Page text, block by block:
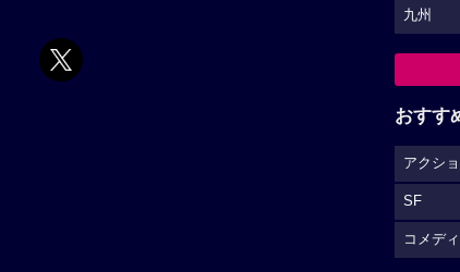
九州
おすす
アクシ
SF
コメディ